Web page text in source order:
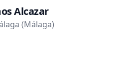
Alcazar
(Málaga)